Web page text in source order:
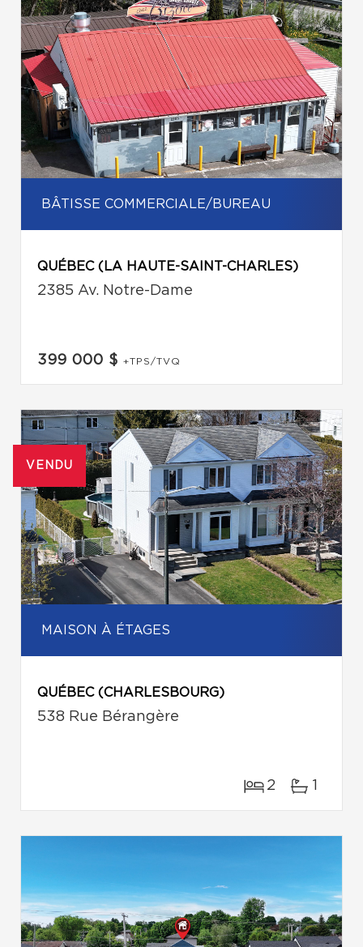
BÂTISSE COMMERCIALE/BUREAU
QUÉBEC (LA HAUTE-SAINT-CHARLES)
2385 Av. Notre-Dame
399 000 $ +TPS/TVQ
VENDU
MAISON À ÉTAGES
QUÉBEC (CHARLESBOURG)
538 Rue Bérangère
2 1